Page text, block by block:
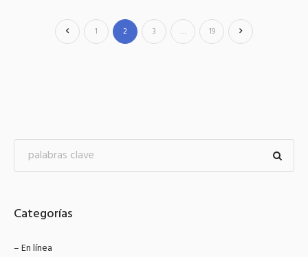
1 2 3 … 19
Categorías
– En línea